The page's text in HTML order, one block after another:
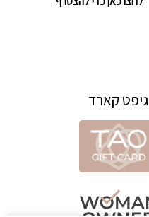
גיפט קארד